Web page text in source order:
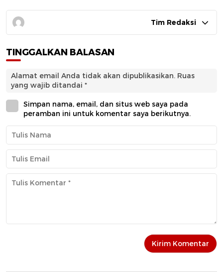
Tim Redaksi
TINGGALKAN BALASAN
Alamat email Anda tidak akan dipublikasikan. Ruas
yang wajib ditandai *
Simpan nama, email, dan situs web saya pada
peramban ini untuk komentar saya berikutnya.